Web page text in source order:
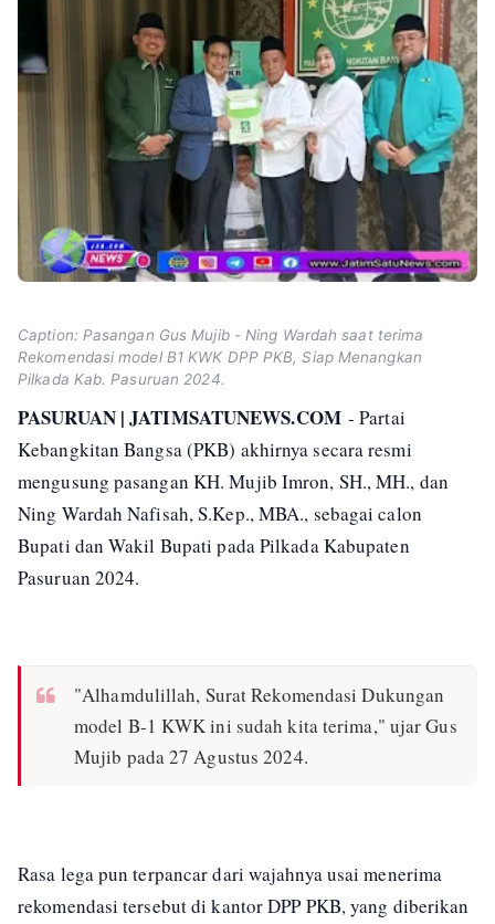
Caption: Pasangan Gus Mujib - Ning Wardah saat terima
Rekomendasi model B1 KWK DPP PKB, Siap Menangkan
Pilkada Kab. Pasuruan 2024.
PASURUAN | JATIMSATUNEWS.COM - Partai
Kebangkitan Bangsa (PKB) akhirnya secara resmi
mengusung pasangan KH. Mujib Imron, SH., MH., dan
Ning Wardah Nafisah, S.Kep., MBA., sebagai calon
Bupati dan Wakil Bupati pada Pilkada Kabupaten
Pasuruan 2024.
"Alhamdulillah, Surat Rekomendasi Dukungan
model B-1 KWK ini sudah kita terima," ujar Gus
Mujib pada 27 Agustus 2024.
Rasa lega pun terpancar dari wajahnya usai menerima
rekomendasi tersebut di kantor DPP PKB, yang diberikan